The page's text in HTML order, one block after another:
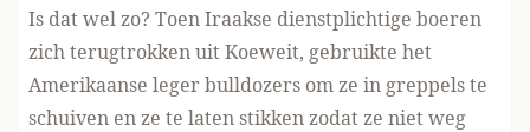
Is dat wel zo? Toen Iraakse dienstplichtige boeren
zich terugtrokken uit Koeweit, gebruikte het
Amerikaanse leger bulldozers om ze in greppels te
schuiven en ze te laten stikken zodat ze niet weg